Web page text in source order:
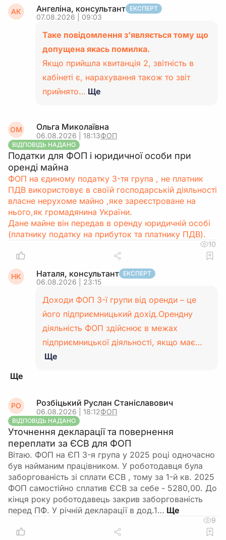
АК Ангеліна, консультант ЕКСПЕРТ
07.08.2026 | 09:03
Таке повідомлення з’являється тому що
допущена якась помилка.
Якщо прийшла квитанція 2, звітність в
кабінеті є, нарахування також то звіт
прийнято… Ще
ОМ Ольга Миколаївна
06.08.2026 | 18:13ФОП
ВІДПОВІДЬ НАДАНО
Податки для ФОП і юридичної особи при
оренді майна
ФОП на єдиному податку 3-тя група , не платник
ПДВ використовує в своїй господарській діяльності
власне нерухоме майно ,яке зареєстроване на
нього,як громадянина України.
Дане майне він передав в оренду юридичній особі
(платнику податку на прибуток та платнику ПДВ).
10
НК Наталя, консультант ЕКСПЕРТ
06.08.2026 | 23:15
Доходи ФОП 3-ї групи від оренди – це
його підприємницький дохід.Орендну
діяльність ФОП здійснює в межах
підприємницької діяльності, якщо має…
Ще
РО Розбіцький Руслан Станіславович
06.08.2026 | 18:12ФОП
ВІДПОВІДЬ НАДАНО
Уточнення декларації та повернення
переплати за ЄСВ для ФОП
Вітаю. ФОП на ЄП 3-я група у 2025 році одночасно
був найманим працівником. У роботодавця була
заборгованість зі сплати ЄСВ , тому за 1-й кв. 2025
ФОП самостійно сплатив ЄСВ за себе - 5280,00. До
кінця року роботодавець закрив заборгованість
перед ПФ. У річній декларації в дод.1…
9